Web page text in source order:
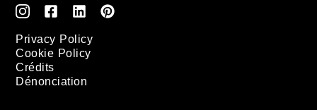
Privacy Policy
Cookie Policy
Crédits
Dénonciation